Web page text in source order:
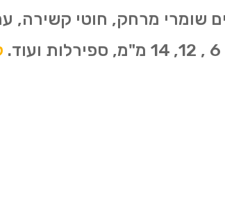
שומרי מרחק, חוטי קשירה,